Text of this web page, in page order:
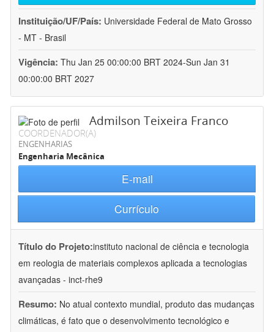
Instituição/UF/País: Universidade Federal de Mato Grosso
- MT - Brasil
Vigência: Thu Jan 25 00:00:00 BRT 2024-Sun Jan 31
00:00:00 BRT 2027
Admilson Teixeira Franco
COORDENADOR(A)
ENGENHARIAS
Engenharia Mecânica
E-mail
Currículo
Título do Projeto:instituto nacional de ciência e tecnologia
em reologia de materiais complexos aplicada a tecnologias
avançadas - inct-rhe9
Resumo: No atual contexto mundial, produto das mudanças
climáticas, é fato que o desenvolvimento tecnológico e